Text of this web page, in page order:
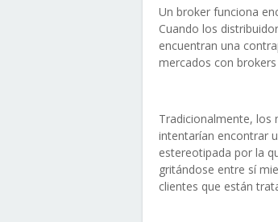
Un broker funciona
Cuando los
encuentran una
mercados con
Tradicionalmente, los
intentarían encontrar
estereotipada por la
gritándose entre sí
clientes que están